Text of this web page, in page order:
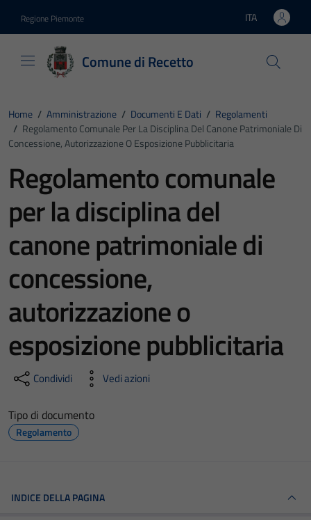
Regione Piemonte Lingua attiva:
ITA
Comune di Recetto
Home / Amministrazione / Documenti E Dati / Regolamenti
/ Regolamento Comunale Per La Disciplina Del Canone Patrimoniale Di
Concessione, Autorizzazione O Esposizione Pubblicitaria
Regolamento comunale
per la disciplina del
canone patrimoniale di
concessione,
autorizzazione o
esposizione pubblicitaria
Condividi Vedi azioni
Tipo di documento
Regolamento
INDICE DELLA PAGINA